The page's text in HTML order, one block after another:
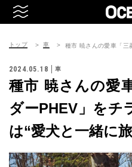
トップ 車 種市 暁さんの愛車「三
2024.05.18 車
種市 暁さんの愛
ダーPHEV」をチ
は“愛犬と一緒に